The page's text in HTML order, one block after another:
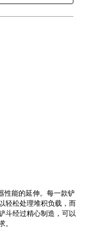
性能的延伸。每一款铲
轻松处理堆积负载，而
斗经过精心制造，可以